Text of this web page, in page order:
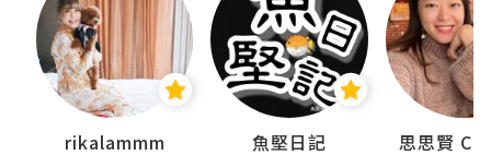
rikalammm 魚堅日記